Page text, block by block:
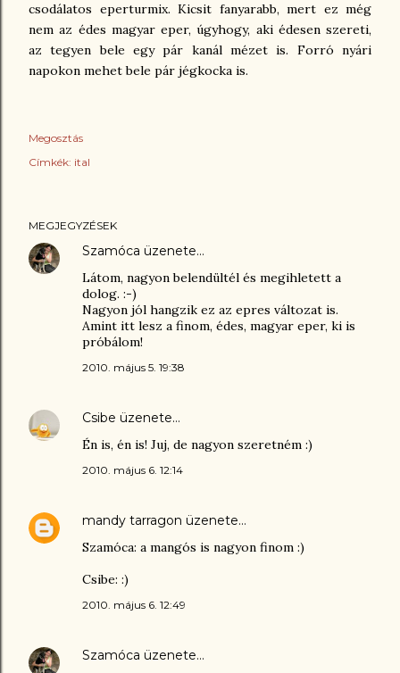
csodálatos eperturmix. Kicsit fanyarabb, mert ez még
nem az édes magyar eper, úgyhogy, aki édesen szereti,
az tegyen bele egy pár kanál mézet is. Forró nyári
napokon mehet bele pár jégkocka is.
Megosztás
Címkék: ital
MEGJEGYZÉSEK
Szamóca üzenete…
Látom, nagyon belendültél és megihletett a
dolog. :-)
Nagyon jól hangzik ez az epres változat is.
Amint itt lesz a finom, édes, magyar eper, ki is
próbálom!
2010. május 5. 19:38
Csibe üzenete…
Én is, én is! Juj, de nagyon szeretném :)
2010. május 6. 12:14
mandy tarragon üzenete…
Szamóca: a mangós is nagyon finom :)
Csibe: :)
2010. május 6. 12:49
Szamóca üzenete…